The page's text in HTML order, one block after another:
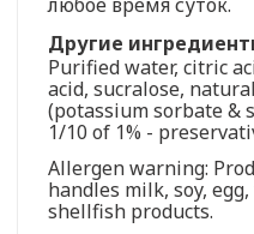
Другие
Purified water, citric
acid, sucralose,
(potassium sorbate &
1/10 of 1% -
Allergen warning:
handles milk, soy,
shellfish products.